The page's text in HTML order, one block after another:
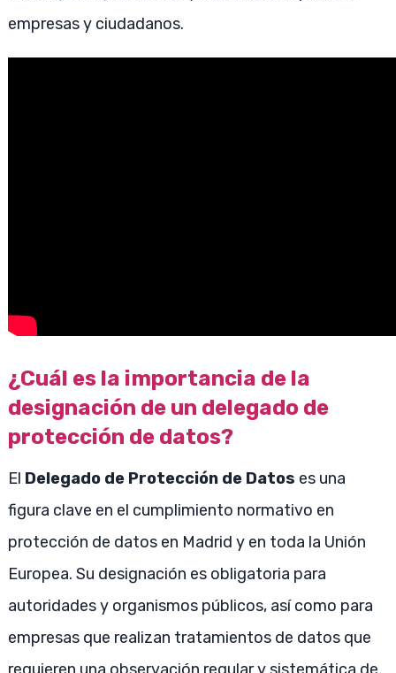
empresas y ciudadanos.
¿Cuál es la importancia de la
designación de un delegado de
protección de datos?
El Delegado de Protección de Datos es una
figura clave en el cumplimiento normativo en
protección de datos en Madrid y en toda la Unión
Europea. Su designación es obligatoria para
autoridades y organismos públicos, así como para
empresas que realizan tratamientos de datos que